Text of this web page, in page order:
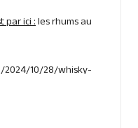
par ici :les rhums au
10/28/whisky-